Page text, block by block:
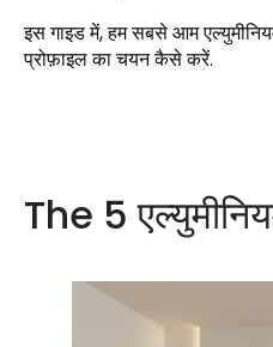
इस गाइड में, हम सबसे आम
प्रोफ़ाइल का चयन कैसे करें.
The 5